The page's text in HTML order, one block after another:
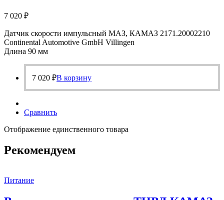
7 020 ₽
Датчик скорости импульсный МАЗ, КАМАЗ 2171.20002210
Continental Automotive GmbH Villingen
Длина 90 мм
7 020 ₽В корзину
Сравнить
Отображение единственного товара
Рекомендуем
Питание